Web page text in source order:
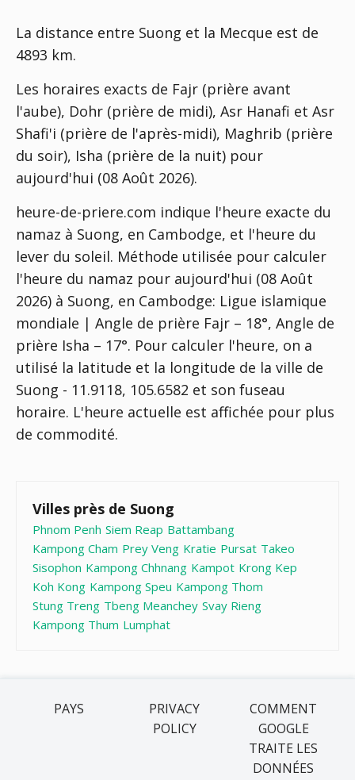
La distance entre Suong et la Mecque est de
4893 km.
Les horaires exacts de Fajr (prière avant
l'aube), Dohr (prière de midi), Asr Hanafi et Asr
Shafi'i (prière de l'après-midi), Maghrib (prière
du soir), Isha (prière de la nuit) pour
aujourd'hui (08 Août 2026).
heure-de-priere.com indique l'heure exacte du
namaz à Suong, en Cambodge, et l'heure du
lever du soleil. Méthode utilisée pour calculer
l'heure du namaz pour aujourd'hui (08 Août
2026) à Suong, en Cambodge: Ligue islamique
mondiale | Angle de prière Fajr – 18°, Angle de
prière Isha – 17°. Pour calculer l'heure, on a
utilisé la latitude et la longitude de la ville de
Suong - 11.9118, 105.6582 et son fuseau
horaire. L'heure actuelle est affichée pour plus
de commodité.
Villes près de Suong
Phnom Penh Siem Reap Battambang
Kampong Cham Prey Veng Kratie Pursat Takeo
Sisophon Kampong Chhnang Kampot Krong Kep
Koh Kong Kampong Speu Kampong Thom
Stung Treng Tbeng Meanchey Svay Rieng
Kampong Thum Lumphat
PAYS
PRIVACY
POLICY
COMMENT
GOOGLE
TRAITE LES
DONNÉES